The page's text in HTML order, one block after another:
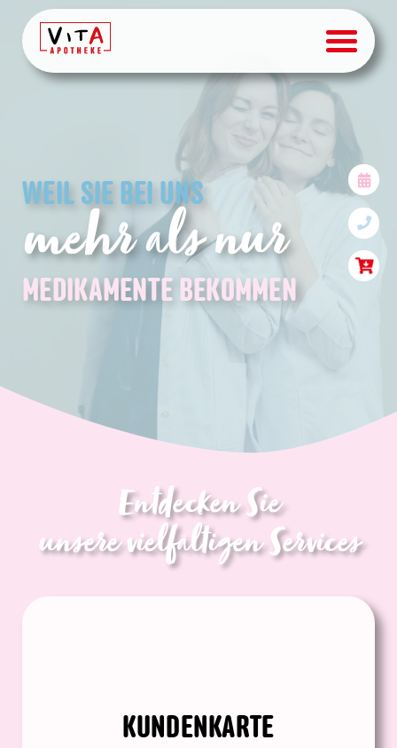
Apotheken-Services für
WEIL SIE BEI UNS
mehr als nur
MEDIKAMENTE BEKOMMEN
Entdecken Sie
unsere vielfältigen Services
KUNDENKARTE